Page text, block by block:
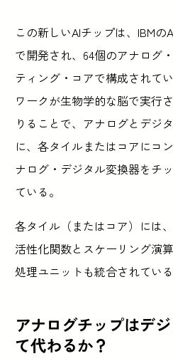
この新しいAIチップは、IBMの
で開発され、64個のアナログ
ティング・コアで構成されて
ワークが生物学的な脳で実行
りることで、アナログとデジ
に、各タイルまたはコアにコ
ナログ・デジタル変換器をチ
ている。
各タイル（またはコア）には
活性化関数とスケーリング演
処理ユニットも統合されてい
アナログチップはデ
て代わるか？